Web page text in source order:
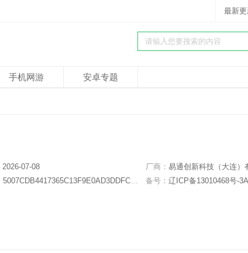
最新
手机网游 安卓专题
2026-07-08 厂商： 易通创新科技（大连）有限公
5007CDB4417365C13F9E0AD3DDFC869E 备号： 辽ICP备13010468号-3A